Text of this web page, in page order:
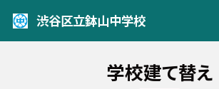
渋谷区立鉢山中学校
学校建て替え